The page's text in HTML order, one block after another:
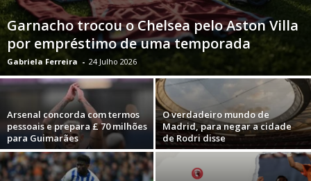
Garnacho trocou o Chelsea pelo Aston Villa
por empréstimo de uma temporada
Gabriela Ferreira - 24 Julho 2026
Arsenal concorda com termos
pessoais e prepara £ 70 milhões
para Guimarães
O verdadeiro mundo de
Madrid, para negar a cidade
de Rodri disse